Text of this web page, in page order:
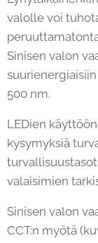
valolle voi
Sinisen valon
500 nm.
LEDien
kysymyksiä
valaisimien
Sinisen valon
CCT:n myötä